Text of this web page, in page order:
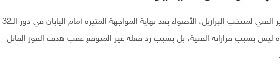
خطف الإيطالي كارلو أنشيلوتي، المدير الفني لمنتخب البرازيل، الأضواء بعد نهاية المواجهة المثيرة أمام اليابان في دور الـ32
لكن هذه المرة ليس بسبب قراراته الفنية، بل بسبب رد فعله غير المتوقع عقب هدف الفوز القاتل